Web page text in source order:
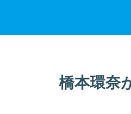
橋本環奈